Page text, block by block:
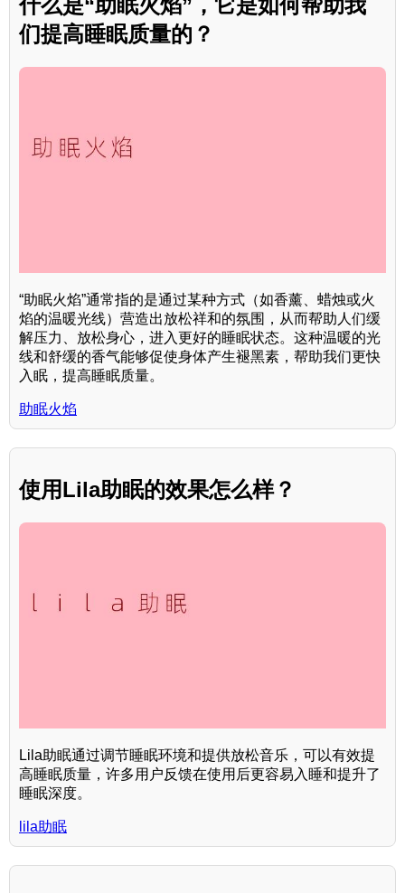
什么是“助眠火焰”，它是如何帮助我
们提高睡眠质量的？
“助眠火焰”通常指的是通过某种方式（如香薰、蜡烛或火
焰的温暖光线）营造出放松祥和的氛围，从而帮助人们缓
解压力、放松身心，进入更好的睡眠状态。这种温暖的光
线和舒缓的香气能够促使身体产生褪黑素，帮助我们更快
入眠，提高睡眠质量。
助眠火焰
使用Lila助眠的效果怎么样？
Lila助眠通过调节睡眠环境和提供放松音乐，可以有效提
高睡眠质量，许多用户反馈在使用后更容易入睡和提升了
睡眠深度。
lila助眠